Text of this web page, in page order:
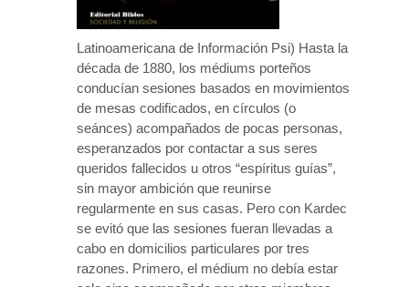
Latinoamericana de Información Psi) Hasta la
década de 1880, los médiums porteños
conducían sesiones basados en movimientos
de mesas codificados, en círculos (o
seánces) acompañados de pocas personas,
esperanzados por contactar a sus seres
queridos fallecidos u otros “espíritus guías”,
sin mayor ambición que reunirse
regularmente en sus casas. Pero con Kardec
se evitó que las sesiones fueran llevadas a
cabo en domicilios particulares por tres
razones. Primero, el médium no debía estar